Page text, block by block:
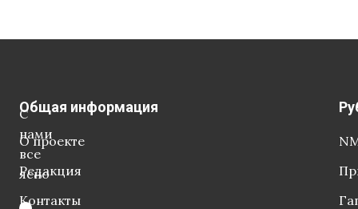
С
нами
все
ясно
Общая информация
О проекте
Редакция
Контакты